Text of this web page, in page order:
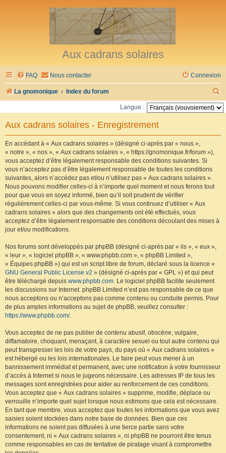
Aux cadrans solaires
FAQ Nous contacter Connexion
La gnomonique Index du forum
e
Langue :
Aux cadrans solaires - Enregistrement
En accédant à « Aux cadrans solaires » (désigné ci-après par « nous »,
« notre », « nos », « Aux cadrans solaires », « https://gnomonique.fr/forum »),
vous acceptez d’être légalement responsable des conditions suivantes. Si
vous n’acceptez pas d’être légalement responsable de toutes les conditions
suivantes, alors n’accédez pas et/ou n’utilisez pas « Aux cadrans solaires ».
Nous pouvons modifier celles-ci à n’importe quel moment et nous ferons tout
pour que vous en soyez informé, bien qu’il soit prudent de vérifier
régulièrement celles-ci par vous-même. Si vous continuez d’utiliser « Aux
cadrans solaires » alors que des changements ont été effectués, vous
acceptez d’être légalement responsable des conditions découlant des mises à
jour et/ou modifications.
Nos forums sont développés par phpBB (désigné ci-après par « ils », « eux »,
« leur », « logiciel phpBB », « www.phpbb.com », « phpBB Limited »,
« Équipes phpBB ») qui est un script libre de forum, déclaré sous la licence «
GNU General Public License v2 » (désigné ci-après par « GPL ») et qui peut
être téléchargé depuis www.phpbb.com. Le logiciel phpBB facilite seulement
les discussions sur Internet. phpBB Limited n’est pas responsable de ce que
nous acceptons ou n’acceptons pas comme contenu ou conduite permis. Pour
de plus amples informations au sujet de phpBB, veuillez consulter :
https://www.phpbb.com/.
Vous acceptez de ne pas publier de contenu abusif, obscène, vulgaire,
diffamatoire, choquant, menaçant, à caractère sexuel ou tout autre contenu qui
peut transgresser les lois de votre pays, du pays où « Aux cadrans solaires »
est hébergé ou les lois internationales. Le faire peut vous mener à un
bannissement immédiat et permanent, avec une notification à votre fournisseur
d’accès à Internet si nous le jugeons nécessaire. Les adresses IP de tous les
messages sont enregistrées pour aider au renforcement de ces conditions.
Vous acceptez que « Aux cadrans solaires » supprime, modifie, déplace ou
verrouille n’importe quel sujet lorsque nous estimons que cela est nécessaire.
En tant que membre, vous acceptez que toutes les informations que vous avez
saisies soient stockées dans notre base de données. Bien que ces
informations ne soient pas diffusées à une tierce partie sans votre
consentement, ni « Aux cadrans solaires », ni phpBB ne pourront être tenus
comme responsables en cas de tentative de piratage visant à compromettre